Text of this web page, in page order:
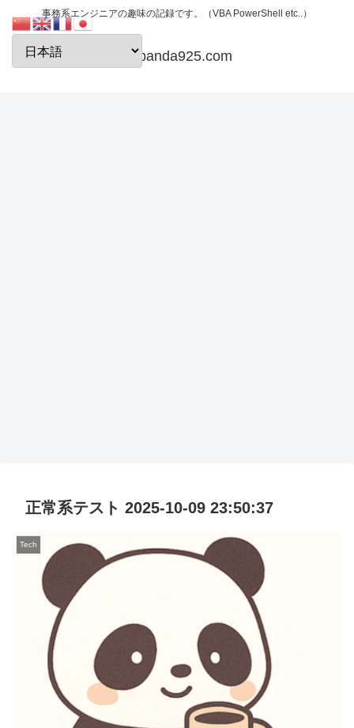
事務系エンジニアの趣味の記録です。（VBA PowerShell etc..）
papanda925.com
正常系テスト 2025-10-09 23:50:37
Tech